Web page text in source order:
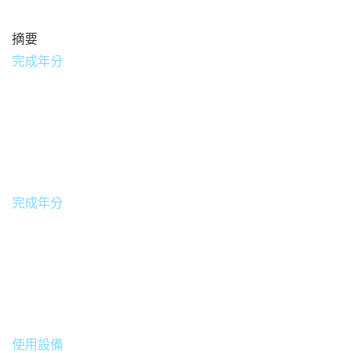
摘要
完成年分
完成年分
使用設備